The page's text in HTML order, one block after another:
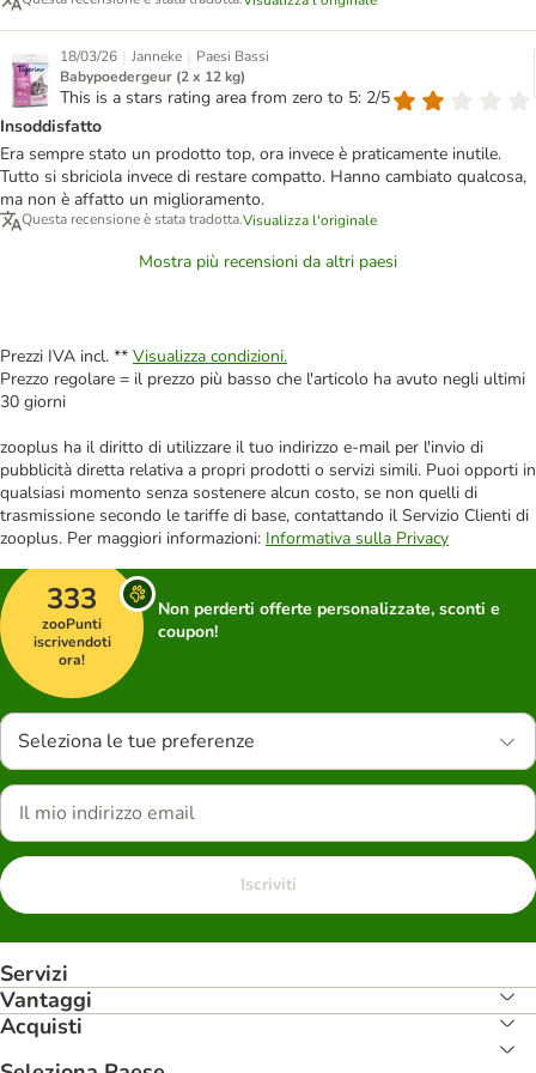
18/03/26 | Janneke | Paesi Bassi
Babypoedergeur (2 x 12 kg)
This is a stars rating area from zero to 5: 2/5
Insoddisfatto
Era sempre stato un prodotto top, ora invece è praticamente inutile.
Tutto si sbriciola invece di restare compatto. Hanno cambiato qualcosa,
ma non è affatto un miglioramento.
Questa recensione è stata tradotta.Visualizza l'originale
Mostra più recensioni da altri paesi
Prezzi IVA incl. ** Visualizza condizioni.
Prezzo regolare = il prezzo più basso che l'articolo ha avuto negli ultimi
30 giorni
zooplus ha il diritto di utilizzare il tuo indirizzo e-mail per l'invio di
pubblicità diretta relativa a propri prodotti o servizi simili. Puoi opporti in
qualsiasi momento senza sostenere alcun costo, se non quelli di
trasmissione secondo le tariffe di base, contattando il Servizio Clienti di
zooplus. Per maggiori informazioni: Informativa sulla Privacy
333
zooPunti
iscrivendoti
ora!
Non perderti offerte personalizzate, sconti e
coupon!
Seleziona le tue preferenze
Iscriviti
Servizi
Vantaggi
Acquisti